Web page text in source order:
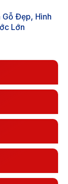
Đẹp, Hình
Lớn